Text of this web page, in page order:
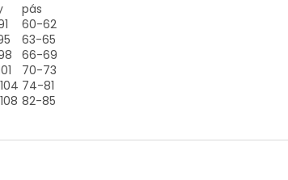
pás
60-62
63-65
66-69
70-73
74-81
82-85